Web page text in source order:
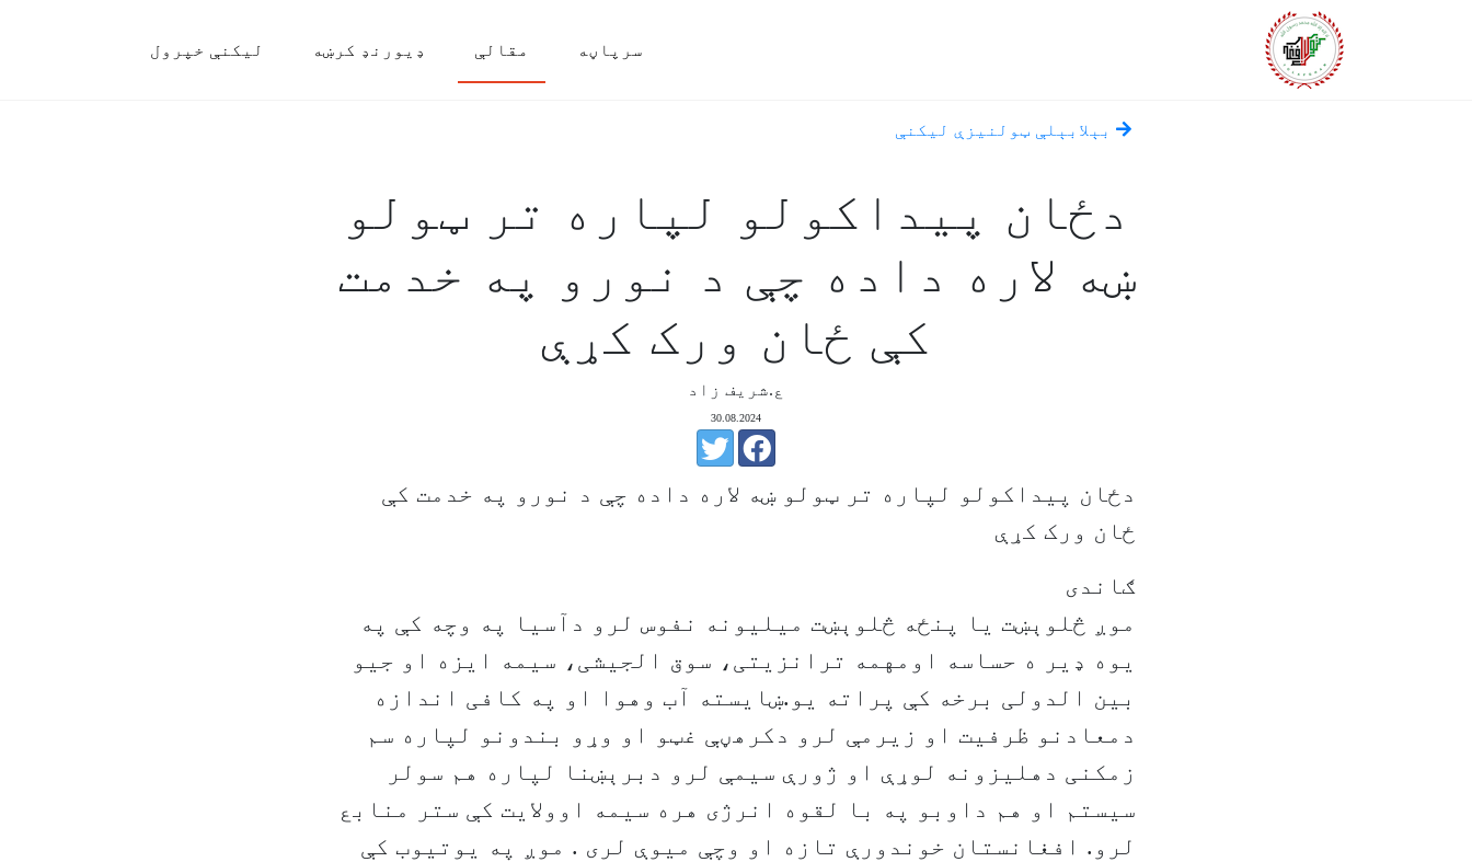
سرپاڼه مقالې ډیورنډ کرښه لیکنې خپرول
بېلابېلې ټولنيزې ليکنې
دځان پیداکولو لپاره تر ټولو
ښه لاره داده چې د نورو په خدمت
کې ځان ورک کړې
ع.شریف زاد
30.08.2024
دځان پیداکولو لپاره تر ټولو ښه لاره داده چې د نورو په خدمت کې
ځان ورک کړې
ګاندی
موږ څلوېښت یا پنځه څلوېښت میلیونه نفوس لرو دآسیا په وچه کې په
یوه ډیر ه حساسه اومهمه ترانزیتی، سوق الجیشی، سیمه ایزه او جیو
بین الدولی برخه کې پراته یو.ښایسته آب وهوا او په کافی اندازه
دمعادنو ظرفیت او زیرمې لرو دکرهڼې غټو او وړو بندونو لپاره سم
زمکنی دهلیزونه لوړې او ژورې سیمې لرو دبرېښنا لپاره هم سولر
سیستم او هم داوبو په با لقوه انرژی هره سیمه اوولایت کې ستر منابع
لرو. افغانستان خوندورې تازه او وچې میوې لری . موږ په یوتیوب کې